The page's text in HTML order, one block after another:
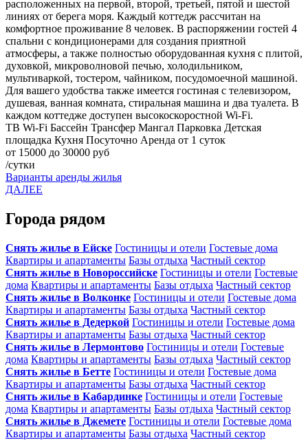
расположенных на первой, второй, третьей, пятой и шестой
линиях от берега моря. Каждый коттедж рассчитан на
комфортное проживание 8 человек. В распоряжении гостей 4
спальни с кондиционерами для создания приятной
атмосферы, а также полностью оборудованная кухня с плитой,
духовкой, микроволновой печью, холодильником,
мультиваркой, тостером, чайником, посудомоечной машиной.
Для вашего удобства также имеется гостиная с телевизором,
душевая, ванная комната, стиральная машина и два туалета. В
каждом коттедже доступен высокоскоростной Wi-Fi.
ТВ Wi-Fi Бассейн Трансфер Мангал Парковка Детская
площадка Кухня Посуточно Аренда от 1 суток
от 15000 до 30000 руб
/сутки
Варианты аренды жилья
ДАЛЕЕ
Города рядом
Снять жилье в Ейске Гостиницы и отели Гостевые дома
Квартиры и апартаменты Базы отдыха Частный сектор
Снять жилье в Новороссийске Гостиницы и отели Гостевые
дома Квартиры и апартаменты Базы отдыха Частный сектор
Снять жилье в Волконке Гостиницы и отели Гостевые дома
Квартиры и апартаменты Базы отдыха Частный сектор
Снять жилье в Дедеркой Гостиницы и отели Гостевые дома
Квартиры и апартаменты Базы отдыха Частный сектор
Снять жилье в Лермонтово Гостиницы и отели Гостевые
дома Квартиры и апартаменты Базы отдыха Частный сектор
Снять жилье в Бетте Гостиницы и отели Гостевые дома
Квартиры и апартаменты Базы отдыха Частный сектор
Снять жилье в Кабардинке Гостиницы и отели Гостевые
дома Квартиры и апартаменты Базы отдыха Частный сектор
Снять жилье в Джемете Гостиницы и отели Гостевые дома
Квартиры и апартаменты Базы отдыха Частный сектор